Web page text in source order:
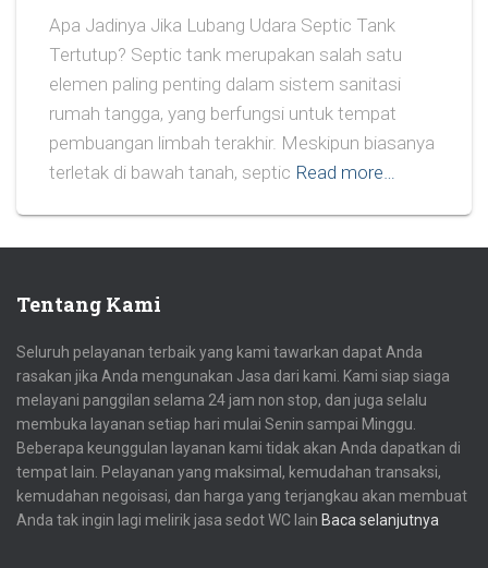
Apa Jadinya Jika Lubang Udara Septic Tank
Tertutup? Septic tank merupakan salah satu
elemen paling penting dalam sistem sanitasi
rumah tangga, yang berfungsi untuk tempat
pembuangan limbah terakhir. Meskipun biasanya
terletak di bawah tanah, septic Read more…
Tentang Kami
Seluruh pelayanan terbaik yang kami tawarkan dapat Anda
rasakan jika Anda mengunakan Jasa dari kami. Kami siap siaga
melayani panggilan selama 24 jam non stop, dan juga selalu
membuka layanan setiap hari mulai Senin sampai Minggu.
Beberapa keunggulan layanan kami tidak akan Anda dapatkan di
tempat lain. Pelayanan yang maksimal, kemudahan transaksi,
kemudahan negoisasi, dan harga yang terjangkau akan membuat
Anda tak ingin lagi melirik jasa sedot WC lain Baca selanjutnya